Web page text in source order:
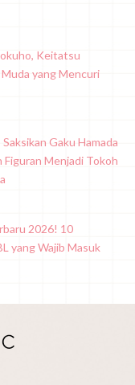
Keitatsu
yang Mencuri
Gaku Hamada
Figuran Menjadi Tokoh
2026! 10
yang Wajib Masuk